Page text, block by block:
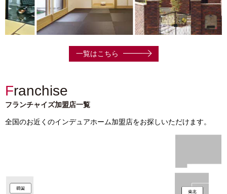
一覧はこちら
Franchise
フランチャイズ加盟店一覧
全国のお近くのインデュアホーム加盟店をお探しいただけます。